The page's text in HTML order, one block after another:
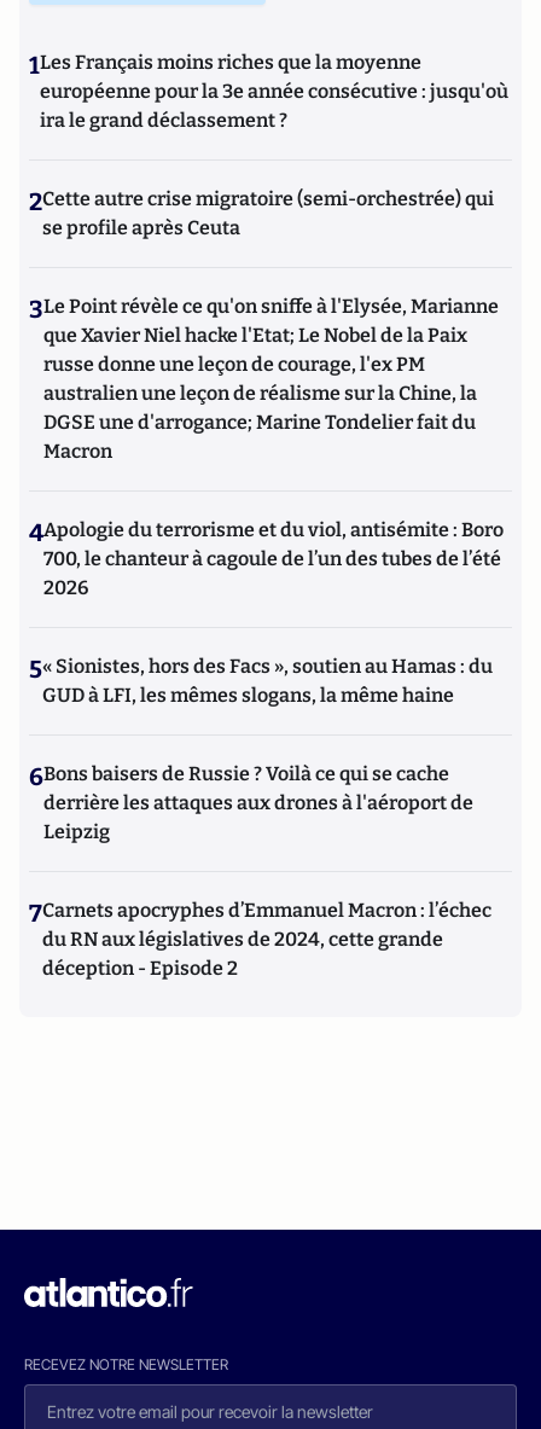
1Les Français moins riches que la moyenne
européenne pour la 3e année consécutive : jusqu'où
ira le grand déclassement ?
2Cette autre crise migratoire (semi-orchestrée) qui
se profile après Ceuta
3Le Point révèle ce qu'on sniffe à l'Elysée, Marianne
que Xavier Niel hacke l'Etat; Le Nobel de la Paix
russe donne une leçon de courage, l'ex PM
australien une leçon de réalisme sur la Chine, la
DGSE une d'arrogance; Marine Tondelier fait du
Macron
4Apologie du terrorisme et du viol, antisémite : Boro
700, le chanteur à cagoule de l’un des tubes de l’été
2026
5« Sionistes, hors des Facs », soutien au Hamas : du
GUD à LFI, les mêmes slogans, la même haine
6Bons baisers de Russie ? Voilà ce qui se cache
derrière les attaques aux drones à l'aéroport de
Leipzig
7Carnets apocryphes d’Emmanuel Macron : l’échec
du RN aux législatives de 2024, cette grande
déception - Episode 2
RECEVEZ NOTRE NEWSLETTER